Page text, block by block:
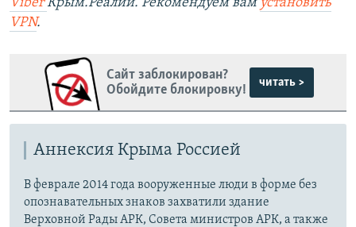
VPN.
Сайт заблокирован?
Обойдите блокировку!
читать >
Аннексия Крыма Россией
В феврале 2014 года вооруженные люди в форме без
опознавательных знаков захватили здание
Верховной Рады АРК, Совета министров АРК, а также